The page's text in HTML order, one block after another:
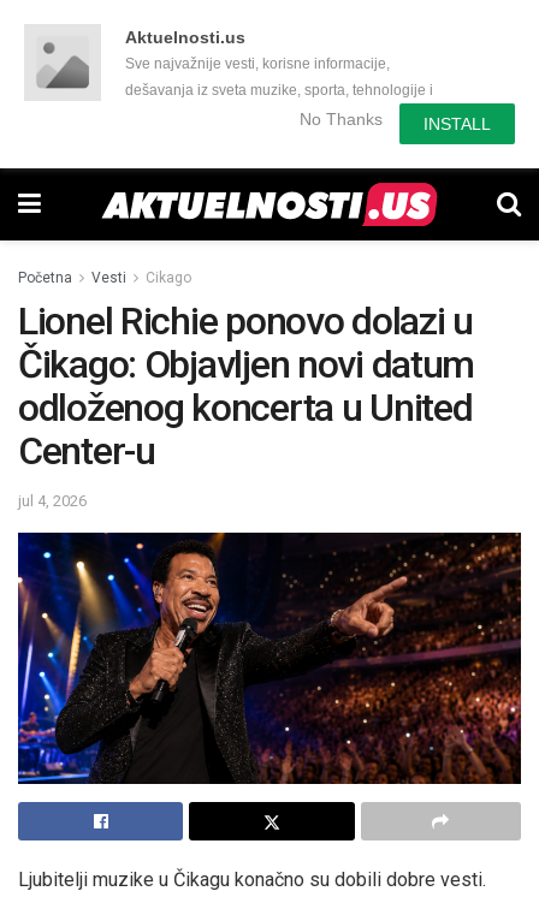
Aktuelnosti.us
Sve najvažnije vesti, korisne informacije,
dešavanja iz sveta muzike, sporta, tehnologije i
još mnogo toga zanimljivog.No Thanks INSTALL
Početna Vesti Cikago
Lionel Richie ponovo dolazi u
Čikago: Objavljen novi datum
odloženog koncerta u United
Center-u
jul 4, 2026
Ljubitelji muzike u Čikagu konačno su dobili dobre vesti.